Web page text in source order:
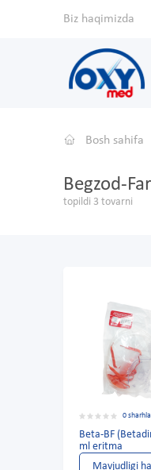
Biz haqimizda
Bosh sahifa
Begzod-
topildi 3 tovarni
0
Beta-BF
ml eritma
Mavjudligi